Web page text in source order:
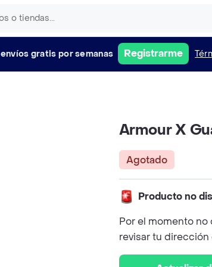
envíos gratis por semanas Registrarme
Armour X
Agotado
Producto no
Por el momento
revisar tu